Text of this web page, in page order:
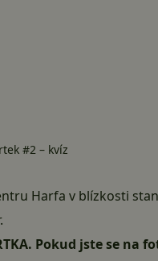
#2 – kvíz
Harfa v blízkosti
Pokud jste se